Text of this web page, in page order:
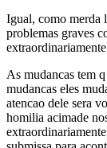
Igual, como merda
problemas graves
As mudancas tem
mudancas eles
atencao dele sera
homilia acimade